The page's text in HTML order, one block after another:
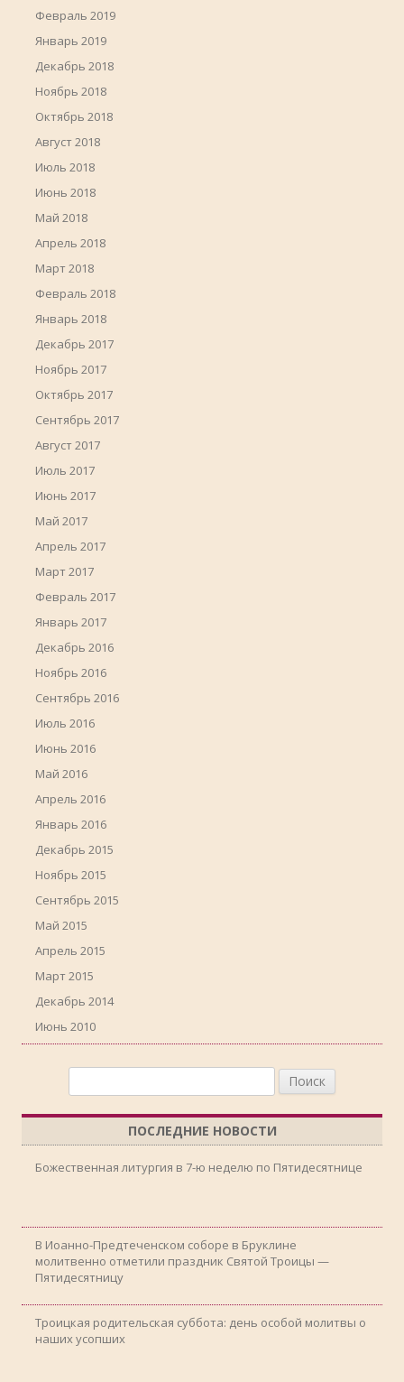
Февраль 2019
Январь 2019
Декабрь 2018
Ноябрь 2018
Октябрь 2018
Август 2018
Июль 2018
Июнь 2018
Май 2018
Апрель 2018
Март 2018
Февраль 2018
Январь 2018
Декабрь 2017
Ноябрь 2017
Октябрь 2017
Сентябрь 2017
Август 2017
Июль 2017
Июнь 2017
Май 2017
Апрель 2017
Март 2017
Февраль 2017
Январь 2017
Декабрь 2016
Ноябрь 2016
Сентябрь 2016
Июль 2016
Июнь 2016
Май 2016
Апрель 2016
Январь 2016
Декабрь 2015
Ноябрь 2015
Сентябрь 2015
Май 2015
Апрель 2015
Март 2015
Декабрь 2014
Июнь 2010
ПОСЛЕДНИЕ НОВОСТИ
Божественная литургия в 7-ю неделю по Пятидесятнице
В Иоанно-Предтеченском соборе в Бруклине
молитвенно отметили праздник Святой Троицы —
Пятидесятницу
Троицкая родительская суббота: день особой молитвы о
наших усопших